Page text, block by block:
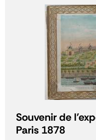
Souvenir de
Paris 1878